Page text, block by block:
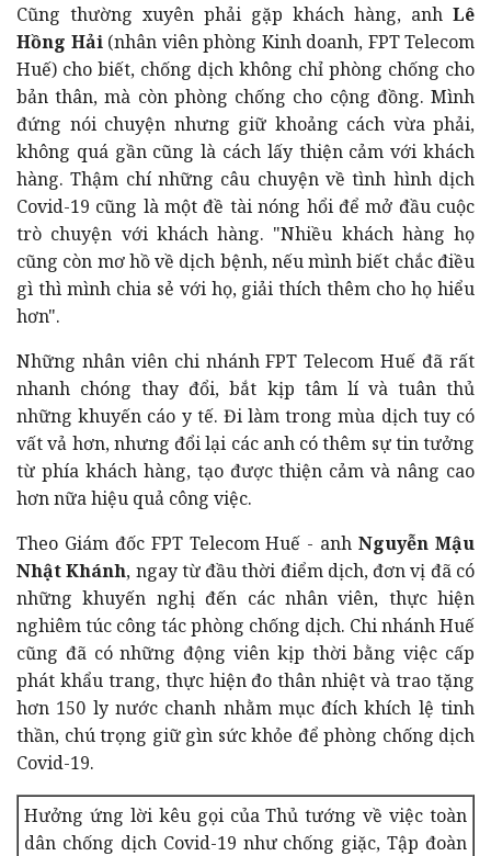
Cũng thường xuyên phải gặp khách hàng, anh Lê
Hồng Hải(nhân viên phòng Kinh doanh, FPT Telecom
Huế) cho biết, chống dịch không chỉ phòng chống cho
bản thân, mà còn phòng chống cho cộng đồng. Mình
đứng nói chuyện nhưng giữ khoảng cách vừa phải,
không quá gần cũng là cách lấy thiện cảm với khách
hàng. Thậm chí những câu chuyện về tình hình dịch
Covid-19 cũng là một đề tài nóng hổi để mở đầu cuộc
trò chuyện với khách hàng. "Nhiều khách hàng họ
cũng còn mơ hồ về dịch bệnh, nếu mình biết chắc điều
gì thì mình chia sẻ với họ, giải thích thêm cho họ hiểu
hơn".
Những nhân viên chi nhánh FPT Telecom Huế đã rất
nhanh chóng thay đổi, bắt kịp tâm lí và tuân thủ
những khuyến cáo y tế. Đi làm trong mùa dịch tuy có
vất vả hơn, nhưng đổi lại các anh có thêm sự tin tưởng
từ phía khách hàng, tạo được thiện cảm và nâng cao
hơn nữa hiệu quả công việc.
Theo Giám đốc FPT Telecom Huế - anhNguyễn Mậu
Nhật Khánh, ngay từ đầu thời điểm dịch, đơn vị đã có
những khuyến nghị đến các nhân viên, thực hiện
nghiêm túc công tác phòng chống dịch. Chi nhánh Huế
cũng đã có những động viên kịp thời bằng việc cấp
phát khẩu trang, thực hiện đo thân nhiệt và trao tặng
hơn 150 ly nước chanh nhằm mục đích khích lệ tinh
thần, chú trọng giữ gìn sức khỏe để phòng chống dịch
Covid-19.
Hưởng ứng lời kêu gọi của Thủ tướng về việc toàn
dân chống dịch Covid-19 như chống giặc, Tập đoàn